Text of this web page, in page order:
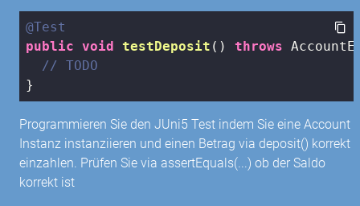
@Test
public
void testDeposit () throws
// TODO
}
Programmieren Sie den JUni5 Test indem Sie eine Account
Instanz instanziieren und einen Betrag via deposit() korrekt
einzahlen. Prüfen Sie via assertEquals(...) ob der Saldo
korrekt ist